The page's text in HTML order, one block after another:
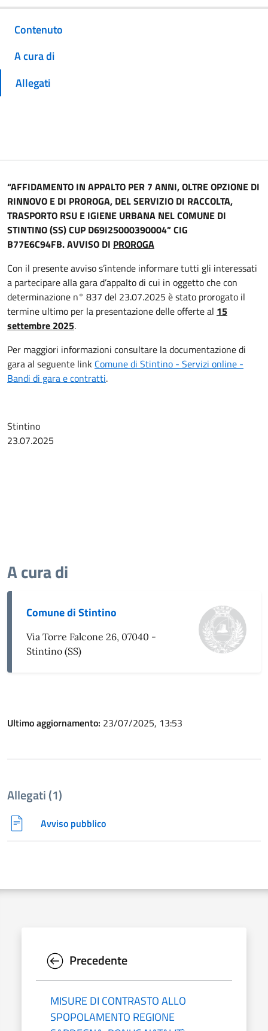
Contenuto
A cura di
Allegati
“AFFIDAMENTO IN APPALTO PER 7 ANNI, OLTRE OPZIONE DI
RINNOVO E DI PROROGA, DEL SERVIZIO DI RACCOLTA,
TRASPORTO RSU E IGIENE URBANA NEL COMUNE DI
STINTINO (SS) CUP D69I25000390004” CIG
B77E6C94FB.AVVISO DI PROROGA
Con il presente avviso s’intende informare tutti gli interessati
a partecipare alla gara d’appalto di cui in oggetto che con
determinazione n° 837 del 23.07.2025 è stato prorogato il
termine ultimo per la presentazione delle offerte al 15
settembre 2025.
Per maggiori informazioni consultare la documentazione di
gara al seguente link Comune di Stintino - Servizi online -
Bandi di gara e contratti.
Stintino
A cura di
Comune di Stintino
Via Torre Falcone 26, 07040 -
Stintino (SS)
Ultimo aggiornamento: 23/07/2025, 13:53
Allegati (1)
Avviso pubblico
Precedente
MISURE DI CONTRASTO ALLO
SPOPOLAMENTO REGIONE